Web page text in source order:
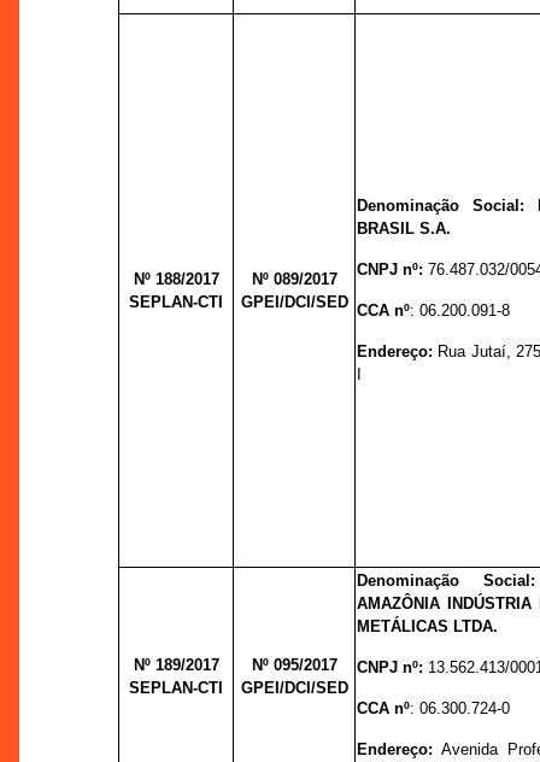
Nº 188/2017
SEPLAN-CTI
Nº 089/2017
GPEI/DCI/SED
Denominação Social:
BRASIL S.A.
CNPJ nº:76.487.032/
CCA nº: 06.200.091-8
Endereço: Rua Jutaí,
Nº 189/2017
SEPLAN-CTI
Nº 095/2017
GPEI/DCI/SED
Denominação
AMAZÔNIA
METÁLICAS LTDA.
CNPJ nº: 13.562.413/
CCA nº: 06.300.724-0
Endereço:Avenida